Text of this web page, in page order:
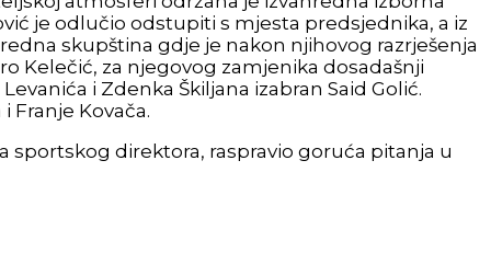
je odlučio odstupiti s mjesta predsjednika, a iz
skupština gdje je nakon njihovog razrješenja
Kelečić, za njegovog zamjenika dosadašnji
i Zdenka Škiljana izabran Said Golić.
Franje Kovača.
sportskog direktora, raspravio goruća pitanja u